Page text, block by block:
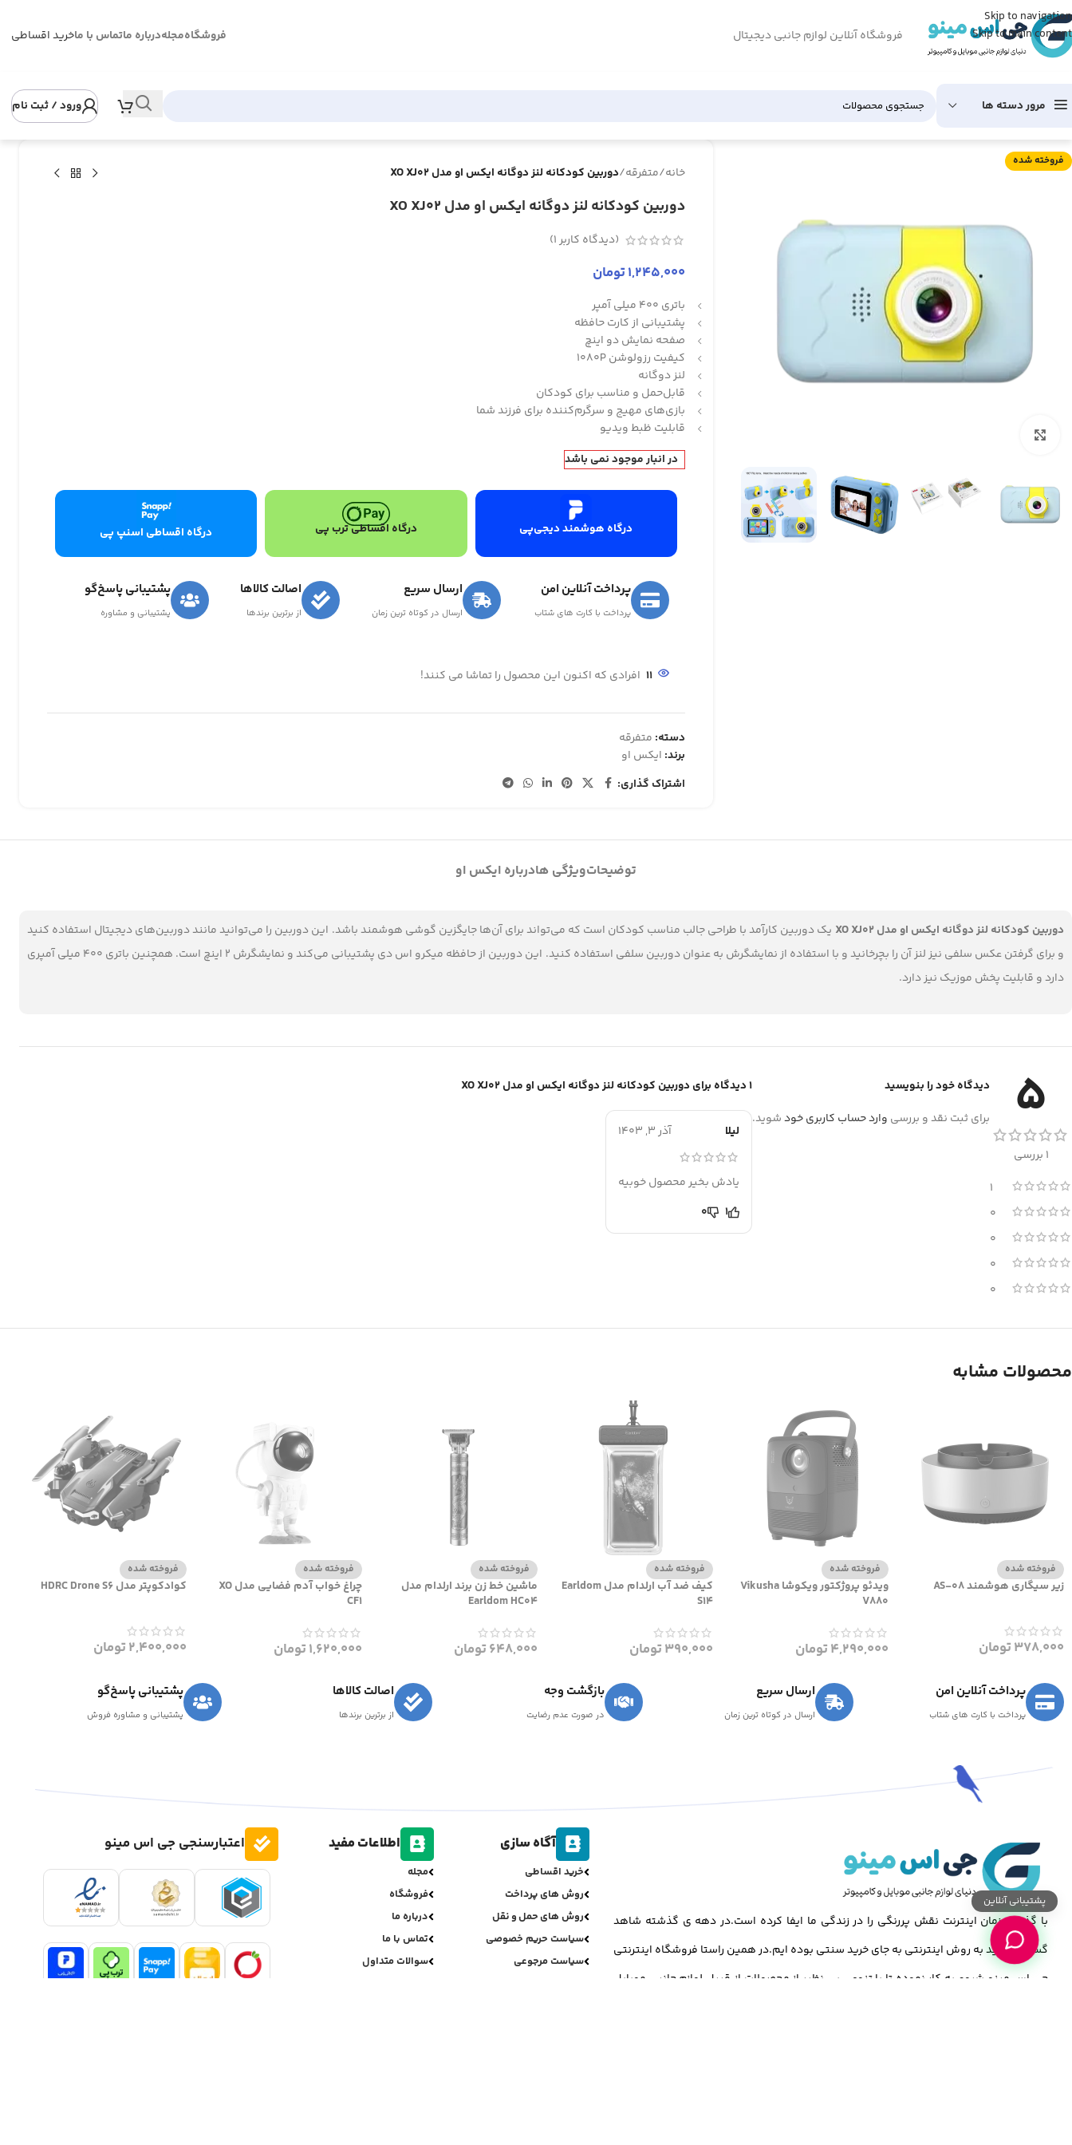
Skip to navigation
Skip to main content
فروشگاه آنلاین لوازم جانبی دیجیتال فروشگاهمجلهدرباره ماتماس با ماخرید اقساطی
مرور دسته ها ورود / ثبت نام
فروخته شده
خانه/متفرقه/دوربین کودکانه لنز دوگانه ایکس او مدل XO XJ02
دوربین کودکانه لنز دوگانه ایکس او مدل XO XJ02
(دیدگاه کاربر1
)
1,245,000تومان
باتری 400 میلی آمپر
پشتیبانی از کارت حافظه
صفحه نمایش دو اینچ
کیفیت رزولوشن 1080P
لنز دوگانه
قابل‌حمل و مناسب برای کودکان
بازی‌های مهیج و سرگرم‌کننده برای فرزند شما
قابلیت ظبط ویدیو
در انبار موجود نمی باشد
درگاه هوشمند دیجی‌پی درگاه اقساطی ترب پی درگاه اقساطی اسنپ پی
پرداخت آنلاین امن
پرداخت با کارت های شتاب
ارسال سریع
ارسال در کوتاه ترین زمان
اصالت کالاها
از برترین برندها
پشتیبانی پاسخ‌گو
پشتیبانی و مشاوره
11 افرادی که اکنون این محصول را تماشا می کنند!
دسته: متفرقه
برند: ایکس او
اشتراک گذاری:
توضیحاتویژگی هادرباره ایکس او
دوربین کودکانه لنز دوگانه ایکس او مدل XO XJ02
یک دوربین کارآمد با طراحی جالب مناسب کودکان است که می‌تواند برای آن‌ها جایگزین گوشی هوشمند باشد. این دوربین را می‌توانید مانند دوربین‌های دیجیتال استفاده کنید
و برای گرفتن عکس سلفی نیز لنز آن را بچرخانید و با استفاده از نمایشگرش به عنوان دوربین سلفی استفاده کنید. این دوربین از حافظه میکرو اس دی پشتیبانی می‌کند و نمایشگرش 2 اینچ است. همچنین باتری 400 میلی آمپری
دارد و قابلیت پخش موزیک نیز دارد.
5
1 بررسی
1
0
0
0
0
1 دیدگاه برای دوربین کودکانه لنز دوگانه ایکس او مدل XO XJ02
لیلا آذر 3, 1403
یادش بخیر محصول خوبیه
1
0
دیدگاه خود را بنویسید
برای ثبت نقد و بررسی وارد حساب کاربری خودشوید.
محصولات مشابه
فروخته شده
زیر سیگاری هوشمند AS-08
378,000تومان
فروخته شده
ویدئو پروژکتور ویکوشا Vikusha
V880
4,290,000تومان
فروخته شده
کیف ضد آب ارلدام مدل Earldom
S14
390,000تومان
فروخته شده
ماشین خط زن برند ارلدام مدل
Earldom HC04
648,000تومان
فروخته شده
چراغ خواب آدم فضایی مدل XO
CF1
1,620,000تومان
فروخته شده
کوادکوپتر مدل HDRC Drone S6
2,400,000تومان
پرداخت آنلاین امن
پرداخت با کارت های شتاب
ارسال سریع
ارسال در کوتاه ترین زمان
بازگشت وجه
در صورت عدم رضایت
اصالت کالاها
از برترین برندها
پشتیبانی پاسخ‌گو
پشتیبانی و مشاوره فروش
با گذشت زمان اینترنت نقش پررنگی را در زندگی ما ایفا کرده است.در دهه ی گذشته شاهد
گسترش خرید به روش اینترنتی به جای خرید سنتی بوده ایم.در همین راستا فروشگاه اینترنتی
جی اس مینو شروع به کار نموده تا با تنوعی بی نظیر از محصولات از قبیل لوازم جانبی موبایل
آگاه سازی
خرید اقساطی
روش های پرداخت
روش های حمل و نقل
سیاست حریم خصوصی
سیاست مرجوعی
اطلاعات مفید
مجله
فروشگاه
درباره ما
تماس با ما
سوالات متداول
اعتبارسنجی جی اس مینو
پشتیبانی آنلاین